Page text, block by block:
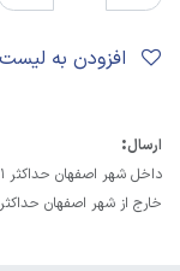
ارسال:
داخل شهر اصفهان حداکثر 1 روز کاری
خارج از شهر اصفهان حداکثر 1 الی 2 روز کاری